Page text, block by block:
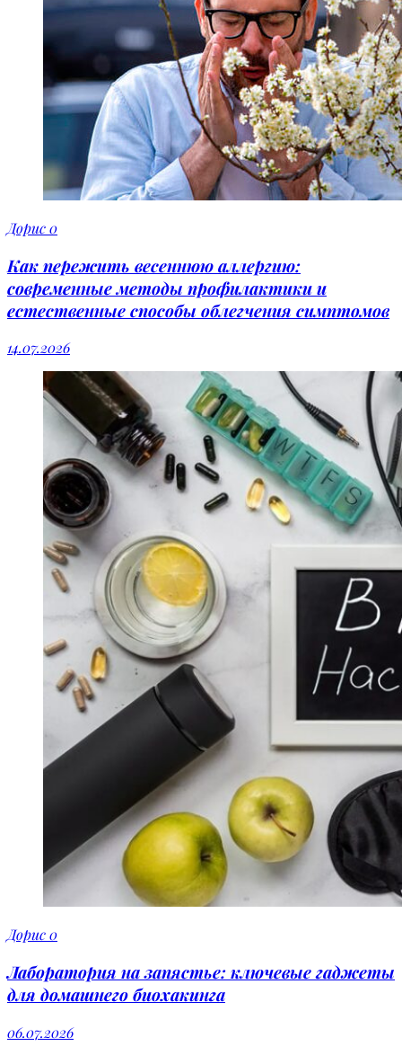
Дорис0
Как пережить весеннюю аллергию:
современные методы профилактики и
естественные способы облегчения симптомов
14.07.2026
Дорис0
Лаборатория на запястье: ключевые гаджеты
для домашнего биохакинга
06.07.2026